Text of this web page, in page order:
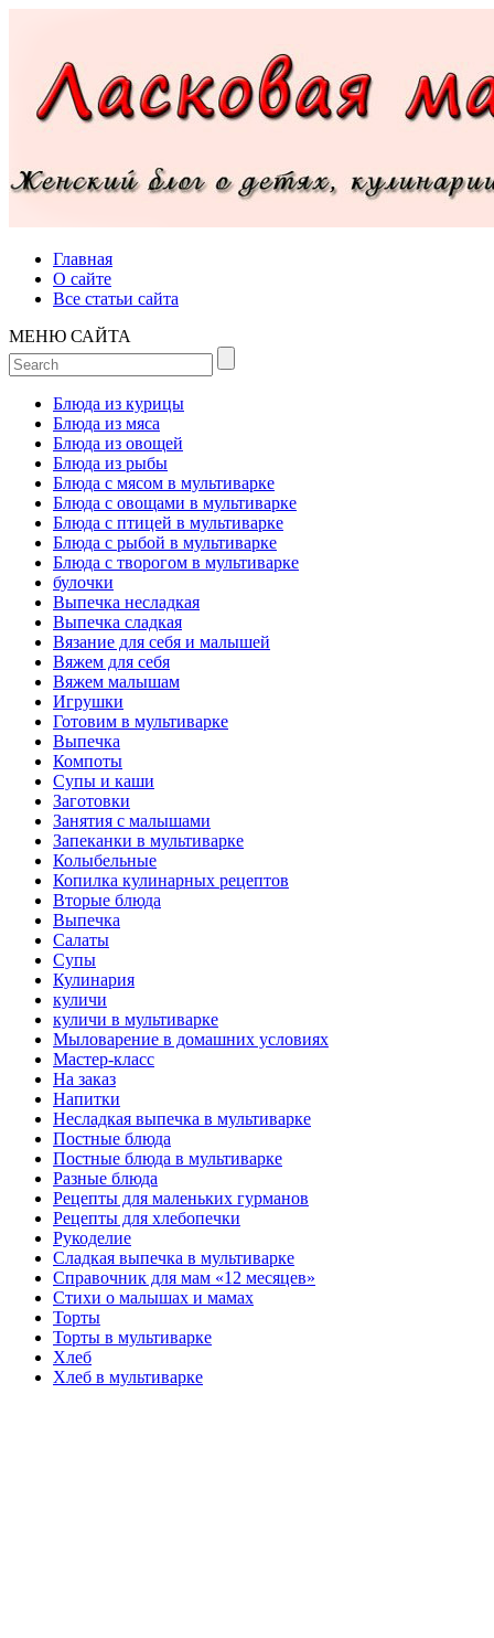
Главная
О сайте
Все статьи сайта
МЕНЮ САЙТА
Блюда из курицы
Блюда из мяса
Блюда из овощей
Блюда из рыбы
Блюда с мясом в мультиварке
Блюда с овощами в мультиварке
Блюда с птицей в мультиварке
Блюда с рыбой в мультиварке
Блюда с творогом в мультиварке
булочки
Выпечка несладкая
Выпечка сладкая
Вязание для себя и малышей
Вяжем для себя
Вяжем малышам
Игрушки
Готовим в мультиварке
Выпечка
Компоты
Супы и каши
Заготовки
Занятия с малышами
Запеканки в мультиварке
Колыбельные
Копилка кулинарных рецептов
Вторые блюда
Выпечка
Салаты
Супы
Кулинария
куличи
куличи в мультиварке
Мыловарение в домашних условиях
Мастер-класс
На заказ
Напитки
Несладкая выпечка в мультиварке
Постные блюда
Постные блюда в мультиварке
Разные блюда
Рецепты для маленьких гурманов
Рецепты для хлебопечки
Рукоделие
Сладкая выпечка в мультиварке
Справочник для мам «12 месяцев»
Стихи о малышах и мамах
Торты
Торты в мультиварке
Хлеб
Хлеб в мультиварке